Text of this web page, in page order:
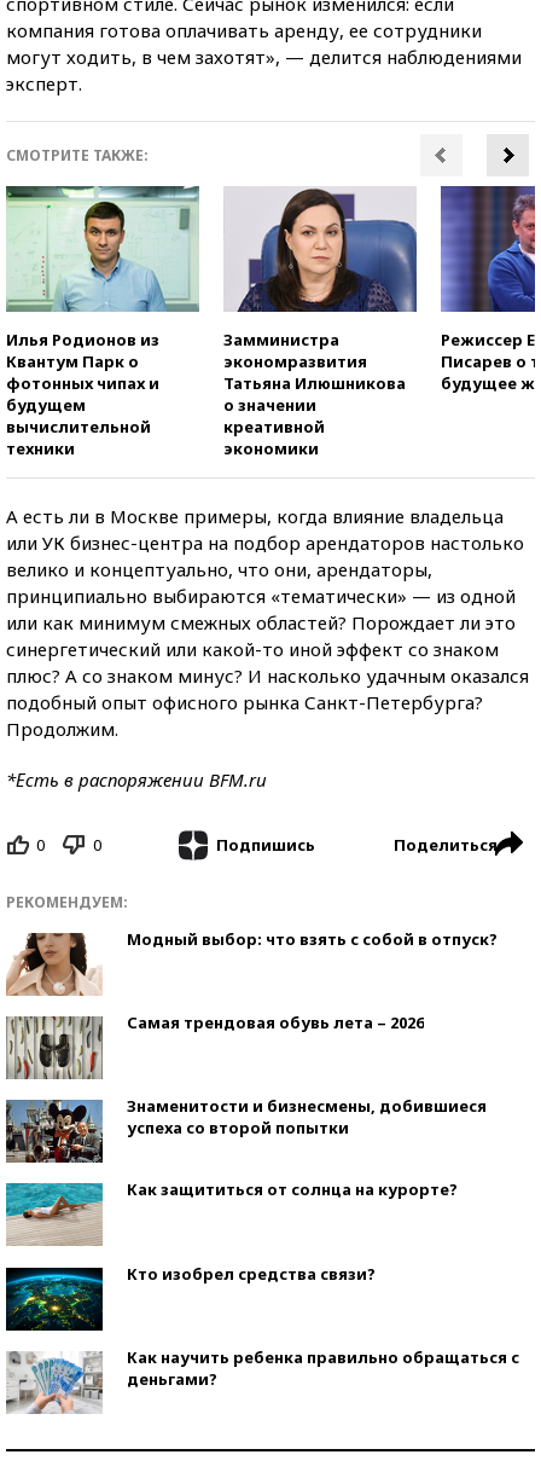
компания готова оплачивать аренду, ее сотрудники
могут ходить, в чем захотят», — делится наблюдениями
эксперт.
СМОТРИТЕ ТАКЖЕ:
Илья Родионов из
Квантум Парк о
фотонных чипах и
будущем
вычислительной
техники
Замминистра
экономразвития
Татьяна Илюшникова
о значении
креативной
экономики
Режиссер
Писарев о
будущее
А есть ли в Москве примеры, когда влияние владельца
или УК бизнес-центра на подбор арендаторов настолько
велико и концептуально, что они, арендаторы,
принципиально выбираются «тематически» — из одной
или как минимум смежных областей? Порождает ли это
синергетический или какой-то иной эффект со знаком
плюс? А со знаком минус? И насколько удачным оказался
подобный опыт офисного рынка Санкт-Петербурга?
Продолжим.
*Есть в распоряжении BFM.ru
0 0 Подпишись Поделиться
РЕКОМЕНДУЕМ:
Модный выбор: что взять с собой в отпуск?
Самая трендовая обувь лета – 2026
Знаменитости и бизнесмены, добившиеся
успеха со второй попытки
Как защититься от солнца на курорте?
Кто изобрел средства связи?
Как научить ребенка правильно обращаться с
деньгами?